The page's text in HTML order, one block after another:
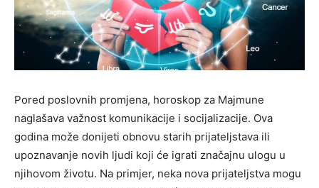
Pored poslovnih promjena, horoskop za Majmune
naglašava važnost komunikacije i socijalizacije. Ova
godina može donijeti obnovu starih prijateljstava ili
upoznavanje novih ljudi koji će igrati značajnu ulogu u
njihovom životu. Na primjer, neka nova prijateljstva mogu